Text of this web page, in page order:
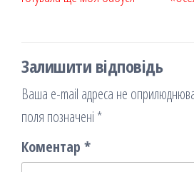
Залишити відповідь
Ваша e-mail адреса не
поля позначені *
Коментар *